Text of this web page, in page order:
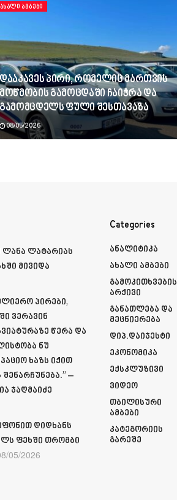
ᲐᲮᲐᲚᲘ ᲐᲛᲑᲔᲑᲘ
დააკავეს პირი, რომელიც მართვის
მოწმობის გამოცდაში ჩაიჭრა და
გამომცდელს ფული შესთავაზა
08/05/2026
ლანა ლატარიას
მივიდა
პირები,
ვერავინ
წერა და
ნუ
ხაზს იქით
–
ჯაღმაიძე
დიდხანს
ფეხში თრომბი
05/2026
Categories
Ანალიტიკა
Ახალი Ამბები
Გამოკითხვების
Არქივი
Განათლება Და
Მეცნიერება
Დიპ.დაიჯესტი
Ეკონომიკა
Ექსკლუზივი
Ვიდეო
Თბილისური
Ამბები
Კატეგორიის
Გარეშე